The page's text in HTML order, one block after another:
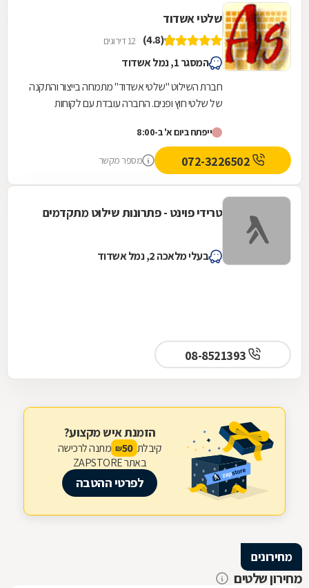
שלטי אשדוד
(4.8) 12 דירוגים
המסגר 1, נמל אשדוד
חברת השילוט "שלטי אשדוד" מתמחה בייצור והתקנה
של שלטי חוץ ופנים. החברה עובדת עם לקוחות
סדר...ייפתח ביום א' ב-8:00
מספר מקשר
טרידי פוינט - פתרונות שילוט מתקדמים
בעלי מלאכה 2, נמל אשדוד
08-8521393
הזמנת איש מקצוע?
קיבלת 50
₪ מתנה לרכישה
באתר ZAPSTORE
לפרטי ההטבה
מחירונים
מחירון שלטים